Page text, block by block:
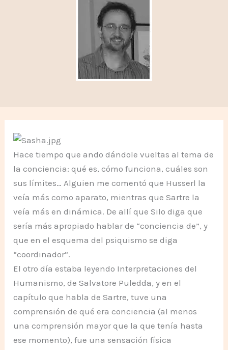
Hace tiempo que ando dándole vueltas al tema de
la conciencia: qué es, cómo funciona, cuáles son
sus límites… Alguien me comentó que Husserl la
veía más como aparato, mientras que Sartre la
veía más en dinámica. De allí que Silo diga que
sería más apropiado hablar de “conciencia de”, y
que en el esquema del psiquismo se diga
“coordinador”.
El otro día estaba leyendo Interpretaciones del
Humanismo, de Salvatore Puledda, y en el
capítulo que habla de Sartre, tuve una
comprensión de qué era conciencia (al menos
una comprensión mayor que la que tenía hasta
ese momento), fue una sensación física